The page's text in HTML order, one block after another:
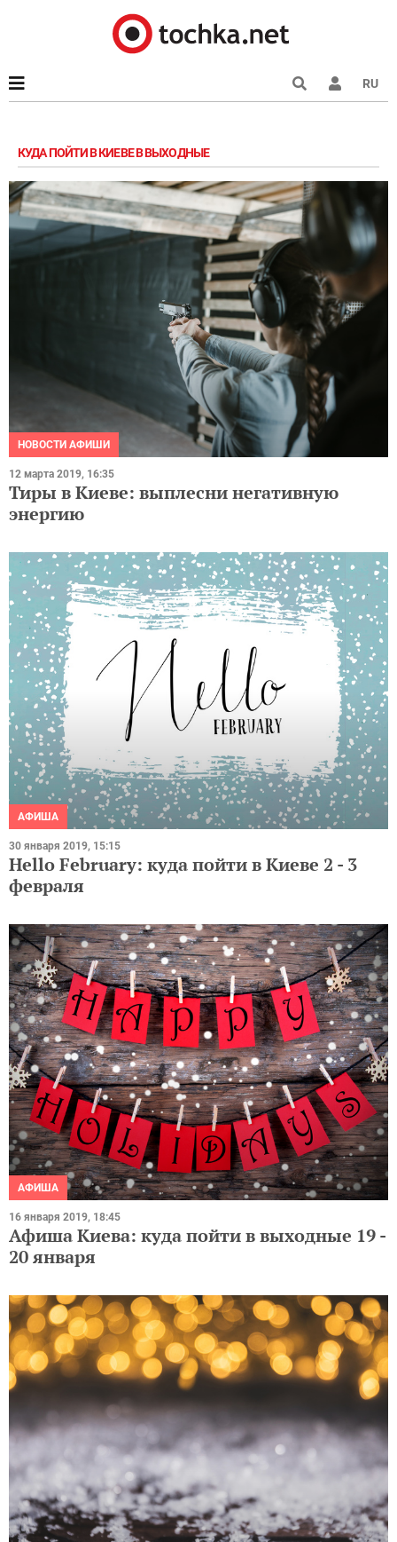
RU
КУДА ПОЙТИ В КИЕВЕ В ВЫХОДНЫЕ
НОВОСТИ АФИШИ
12 марта 2019, 16:35
Тиры в Киеве: выплесни негативную
энергию
АФИША
30 января 2019, 15:15
Hello February: куда пойти в Киеве 2 - 3
февраля
АФИША
16 января 2019, 18:45
Афиша Киева: куда пойти в выходные 19 -
20 января